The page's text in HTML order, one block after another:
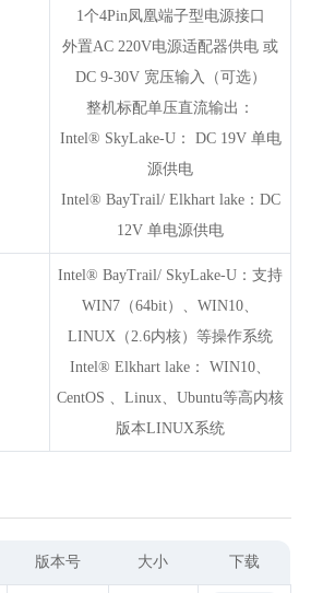
1个4Pin凤凰端子型电源接口
外置AC 220V电源适配器供电 或
DC 9-30V 宽压输入（可选）
整机标配单压直流输出：
Intel® SkyLake-U： DC 19V 单电
源供电
Intel® BayTrail/ Elkhart lake：DC
12V 单电源供电
Intel® BayTrail/ SkyLake-U：支持
WIN7（64bit）、WIN10、
LINUX（2.6内核）等操作系统
Intel® Elkhart lake： WIN10、
CentOS 、Linux、Ubuntu等高内核
版本LINUX系统
版本号 大小 下载